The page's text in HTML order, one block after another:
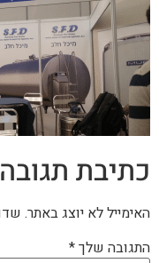
כתיבת תגובה
האימייל לא יוצג באתר.
התגובה שלך*